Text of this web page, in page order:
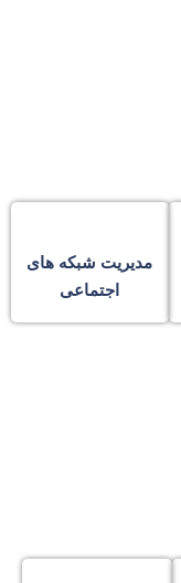
مدیریت شبکه های
اجتماعی